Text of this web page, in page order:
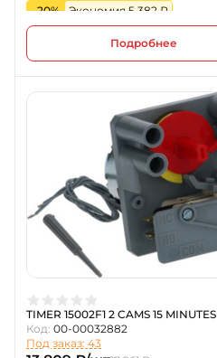
-20% Экономия 5 382 ₽
Подробнее
TIMER 15002F1 2 CAMS 15 MINUTES
Код: 00-00032882
Под заказ: 43